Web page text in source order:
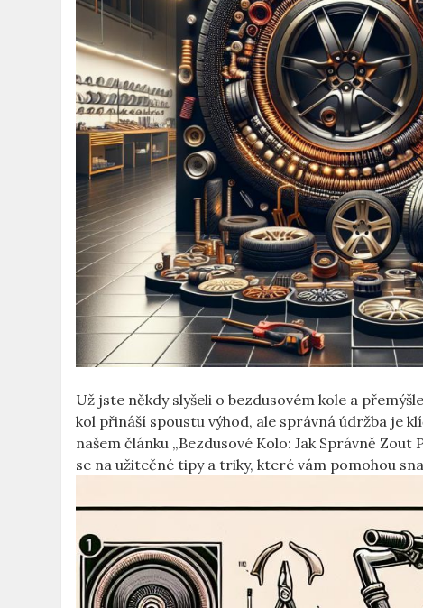
Už jste někdy slyšeli o bezdusovém kole a
kol přináší spoustu výhod, ale správná údržba je
našem článku „Bezdusové Kolo: Jak Správně Zout
se na užitečné tipy a triky, které vám pomohou